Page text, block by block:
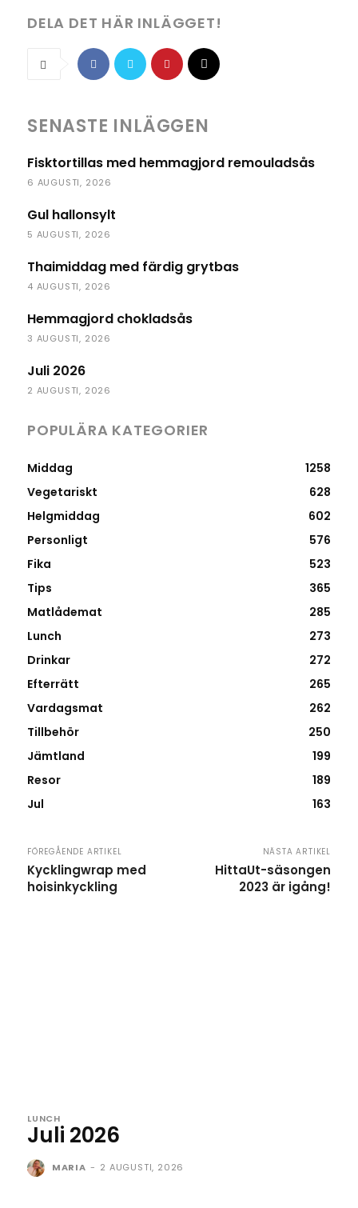
DELA DET HÄR INLÄGGET!
SENASTE INLÄGGEN
Fisktortillas med hemmagjord remouladsås
6 AUGUSTI, 2026
Gul hallonsylt
5 AUGUSTI, 2026
Thaimiddag med färdig grytbas
4 AUGUSTI, 2026
Hemmagjord chokladsås
3 AUGUSTI, 2026
Juli 2026
2 AUGUSTI, 2026
POPULÄRA KATEGORIER
Middag
1258
Vegetariskt
628
Helgmiddag
602
Personligt
576
Fika
523
Tips
365
Matlådemat
285
Lunch
273
Drinkar
272
Efterrätt
265
Vardagsmat
262
Tillbehör
250
Jämtland
199
Resor
189
Jul
163
FÖREGÅENDE ARTIKEL
Kycklingwrap med
hoisinkyckling
NÄSTA ARTIKEL
HittaUt-säsongen
2023 är igång!
LUNCH
Juli 2026
MARIA - 2 AUGUSTI, 2026